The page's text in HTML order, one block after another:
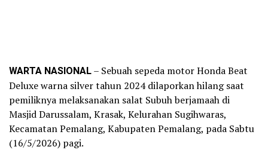
WARTA NASIONAL– Sebuah sepeda motor Honda Beat
Deluxe warna silver tahun 2024 dilaporkan hilang saat
pemiliknya melaksanakan salat Subuh berjamaah di
Masjid Darussalam, Krasak, Kelurahan Sugihwaras,
Kecamatan Pemalang, Kabupaten Pemalang, pada Sabtu
(16/5/2026) pagi.